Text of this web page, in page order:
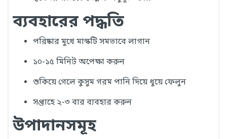
ব্যবহারের পদ্ধতি
পরিষ্কার মুখে মাস্কটি সমভাবে লাগান
১০-১৫ মিনিট অপেক্ষা করুন
শুকিয়ে গেলে কুসুম গরম পানি দিয়ে ধুয়ে ফেলুন
সপ্তাহে ২-৩ বার ব্যবহার করুন
উপাদানসমূহ